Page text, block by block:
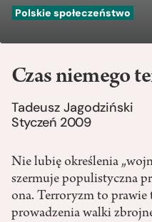
Polskie społeczeństwo
Czas niemego
Tadeusz Jagodziński
Styczeń 2009
Nie lubię określenia
szermuje populistyczna
ona. Terroryzm to prawie
prowadzenia walki